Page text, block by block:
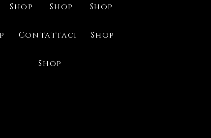
Shop Shop Shop
Contattaci Shop
Shop